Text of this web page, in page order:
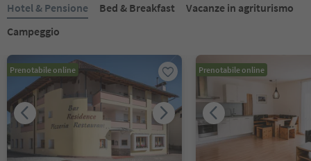
Hotel & Pensione Bed & Breakfast
Vacanze in agriturismo
Campeggio
Prenotabile online Prenotabile online